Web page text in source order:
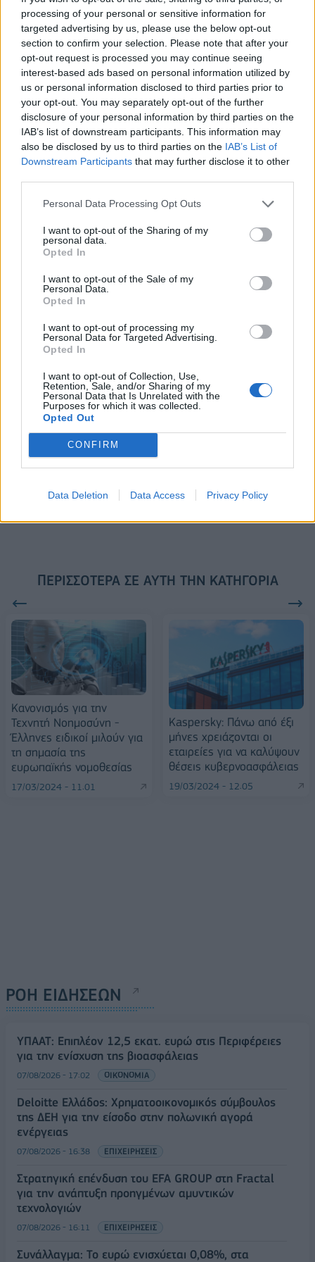
processing of your personal or sensitive information for
targeted advertising by us, please use the below opt-out
section to confirm your selection. Please note that after your
opt-out request is processed you may continue seeing
interest-based ads based on personal information utilized by
us or personal information disclosed to third parties prior to
your opt-out. You may separately opt-out of the further
disclosure of your personal information by third parties on the
IAB’s list of downstream participants. This information may
also be disclosed by us to third parties on the IAB’s List of
Downstream Participants that may further disclose it to other
Personal Data Processing Opt Outs
I want to opt-out of the Sharing of my
personal data.
Opted In
I want to opt-out of the Sale of my
Personal Data.
Opted In
I want to opt-out of processing my
Personal Data for Targeted Advertising.
Opted In
I want to opt-out of Collection, Use,
Retention, Sale, and/or Sharing of my
Personal Data that Is Unrelated with the
Purposes for which it was collected.
Opted Out
CONFIRM
Data Deletion Data Access Privacy Policy
Ευρωπαϊκό Κορασίδων: Άνετη
νίκη της Ελλάδας στην
πρεμιέρα, 78-36 την Ιρλανδία
Γιαννακόπουλος: «Όταν σου
ρίχνουν μια πέτρα, τους
καταστρέφεις» (vid)
ΕΛΣΤΑΤ: Στο 3,4% υποχώρησε ο πληθωρισμός τον Ιούλιο
Χρηματοδότηση 8 εκατ. ευρώ
πρόγραμμα ενίσχυσης του
Metlen: Ρεκόρ EBITDA στο α'
Το FIAT 500 Hybrid τώρα από
18.990 ευρώ
Ατρόμητος και Novibet
συνεχίζουν μαζί: Ανανέωση της
18η συνεχόμενη χρονιά για τον ΟΤΕ στη διεθνή σειρά δεικτών
FTSE4Good
πύλες του σε όλους
ΠΕΡΙΣΣΌΤΕΡΑ ΣΕ ΑΥΤΉ ΤΗΝ ΚΑΤΗΓΟΡΊΑ
Κανονισμός για την
Τεχνητή Νοημοσύνη -
Έλληνες ειδικοί μιλούν για
τη σημασία της
ευρωπαϊκής νομοθεσίας
17/03/2024 - 11:01
Kaspersky: Πάνω από έξι
μήνες χρειάζονται οι
εταιρείες για να καλύψουν
θέσεις κυβερνοασφάλειας
19/03/2024 - 12:05
ΡΟΗ ΕΙΔΗΣΕΩΝ
ΥΠΑΑΤ: Επιπλέον 12,5 εκατ. ευρώ στις Περιφέρειες
για την ενίσχυση της βιοασφάλειας
07/08/2026 - 17:02 ΟΙΚΟΝΟΜΙΑ
Deloitte Ελλάδος: Χρηματοοικονομικός σύμβουλος
της ΔΕΗ για την είσοδο στην πολωνική αγορά
ενέργειας
07/08/2026 - 16:38 ΕΠΙΧΕΙΡΗΣΕΙΣ
Στρατηγική επένδυση του EFA GROUP στη Fractal
για την ανάπτυξη προηγμένων αμυντικών
τεχνολογιών
07/08/2026 - 16:11 ΕΠΙΧΕΙΡΗΣΕΙΣ
Συνάλλαγμα: Το ευρώ ενισχύεται 0,08%, στα